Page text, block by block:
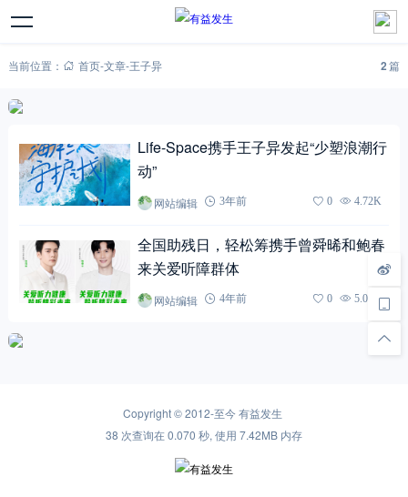
当前位置： 首页-文章-王子异 2篇
Life-Space携手王子异发起“少塑浪潮行
动”
网站编辑 3年前 0 4.72K
全国助残日，轻松筹携手曾舜晞和鲍春
来关爱听障群体
网站编辑 4年前 0 5.01K
Copyright © 2012-至今有益发生
38 次查询在 0.070 秒, 使用 7.42MB 内存